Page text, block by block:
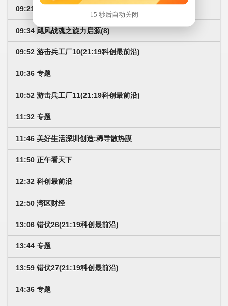
09:21 飓风战魂之旋力启源(7)
09:34 飓风战魂之旋力启源(8)
09:52 游击兵工厂10(21:19科创最前沿)
10:36 专题
10:52 游击兵工厂11(21:19科创最前沿)
11:32 专题
11:46 美好生活深圳创造:稀导散热膜
11:50 正午看天下
12:32 科创最前沿
12:50 湾区财经
13:06 错伏26(21:19科创最前沿)
13:44 专题
13:59 错伏27(21:19科创最前沿)
14:36 专题
15 秒后自动关闭